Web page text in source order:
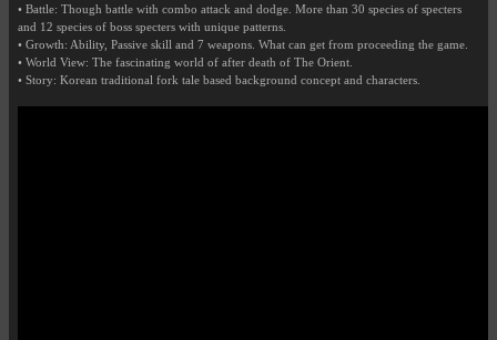
• Battle: Though battle with combo attack and dodge. More than 30 species of specters
and 12 species of boss specters with unique patterns.
• Growth: Ability, Passive skill and 7 weapons. What can get from proceeding the game.
• World View: The fascinating world of after death of The Orient.
• Story: Korean traditional fork tale based background concept and characters.